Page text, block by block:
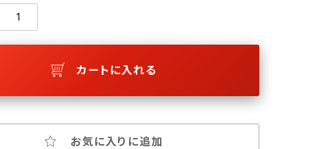
カートに入れる
お気に入りに追加